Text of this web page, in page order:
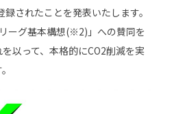
されたことを発表いたします。
ーグ基本構想(※2)」への賛同を
以って、本格的にCO2削減を実